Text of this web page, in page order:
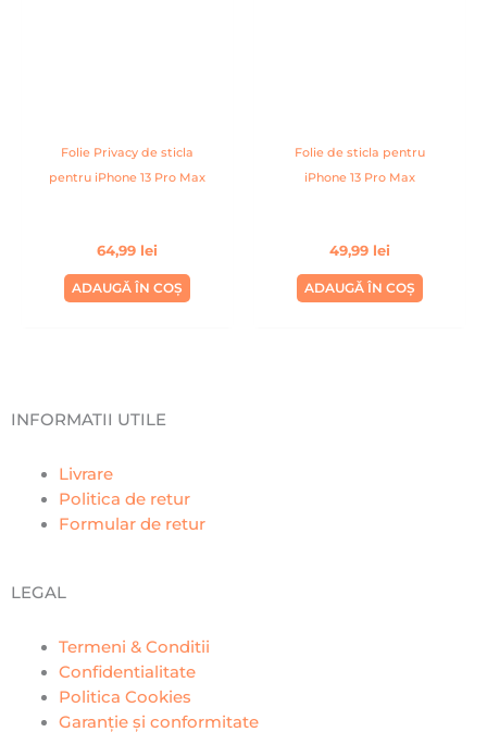
Folie Privacy de sticla
pentru iPhone 13 Pro Max
64,99 lei
ADAUGĂ ÎN COȘ
Folie de sticla pentru
iPhone 13 Pro Max
49,99 lei
ADAUGĂ ÎN COȘ
INFORMATII UTILE
Livrare
Politica de retur
Formular de retur
LEGAL
Termeni & Conditii
Confidentialitate
Politica Cookies
Garanție și conformitate